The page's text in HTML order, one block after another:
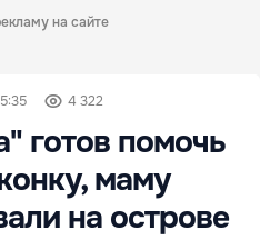
на сайте
4 322
готов помочь
маму
на острове